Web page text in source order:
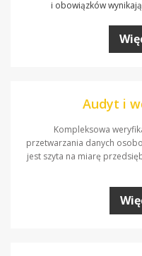
i obowiązków
Audyt i
Kompleksowa
przetwarzania danych
jest szyta na miarę